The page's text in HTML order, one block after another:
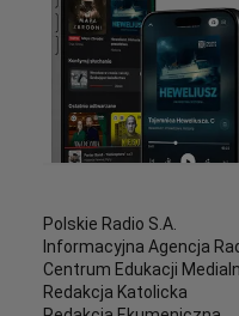
Polskie Radio S.A.
Informacyjna Agencja
Centrum Edukacji
Redakcja Katolicka